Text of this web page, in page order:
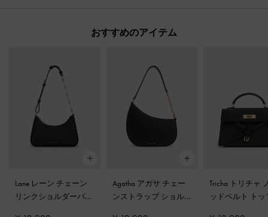
おすすめのアイテム
Lane レーン チェーン
リンクショルダーバッ
Agatha アガサ チェー
ンストラップ ショル
Tricha トリチャ
ッドベルト トッ